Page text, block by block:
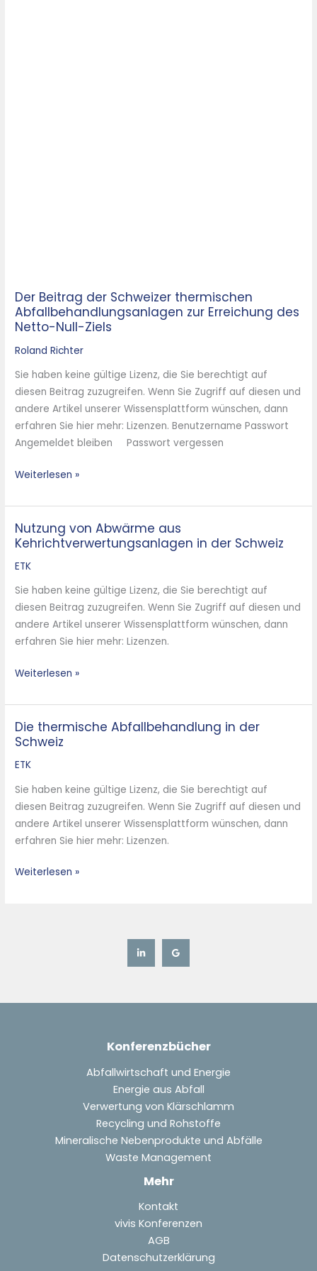
Der Beitrag der Schweizer thermischen
Abfallbehandlungsanlagen zur Erreichung des
Netto-Null-Ziels
Roland Richter
Sie haben keine gültige Lizenz, die Sie berechtigt auf
diesen Beitrag zuzugreifen. Wenn Sie Zugriff auf diesen und
andere Artikel unserer Wissensplattform wünschen, dann
erfahren Sie hier mehr: Lizenzen. Benutzername Passwort
Angemeldet bleiben Passwort vergessen
Weiterlesen »
Nutzung von Abwärme aus
Kehrichtverwertungsanlagen in der Schweiz
ETK
Sie haben keine gültige Lizenz, die Sie berechtigt auf
diesen Beitrag zuzugreifen. Wenn Sie Zugriff auf diesen und
andere Artikel unserer Wissensplattform wünschen, dann
erfahren Sie hier mehr: Lizenzen.
Nutzung
von
Abwärme
Kehrichtverwertungsanlagen
in
der
Schweiz
Weiterlesen »
Die thermische Abfallbehandlung in der
Schweiz
ETK
Sie haben keine gültige Lizenz, die Sie berechtigt auf
diesen Beitrag zuzugreifen. Wenn Sie Zugriff auf diesen und
andere Artikel unserer Wissensplattform wünschen, dann
erfahren Sie hier mehr: Lizenzen.
Die
thermische
Abfallbehandlung
der
Schweiz
Weiterlesen »
Konferenzbücher
Abfallwirtschaft und Energie
Energie aus Abfall
Verwertung von Klärschlamm
Recycling und Rohstoffe
Mineralische Nebenprodukte und Abfälle
Waste Management
Mehr
Kontakt
vivis Konferenzen
AGB
Datenschutzerklärung